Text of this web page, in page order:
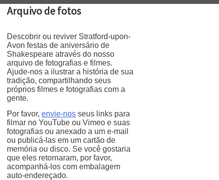
Arquivo de fotos
Descobrir ou reviver Stratford-upon-
Avon festas de aniversário de
Shakespeare através do nosso
arquivo de fotografias e filmes.
Ajude-nos a ilustrar a história de sua
tradição, compartilhando seus
próprios filmes e fotografias com a
gente.
Por favor, envie-nos seus links para
filmar no YouTube ou Vimeo e suas
fotografias ou anexado a um e-mail
ou publicá-las em um cartão de
memória ou disco. Se você gostaria
que eles retornaram, por favor,
acompanhá-los com embalagem
auto-endereçado.